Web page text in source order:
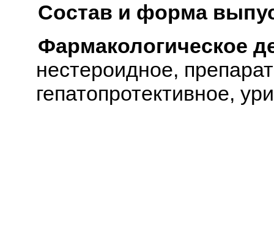
Состав и форма
Фармакологическое
нестероидное,
гепатопротективное,